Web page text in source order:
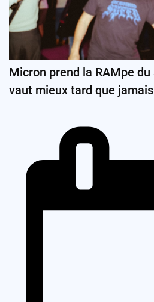
Micron prend la RAMpe
vaut mieux tard que jamais